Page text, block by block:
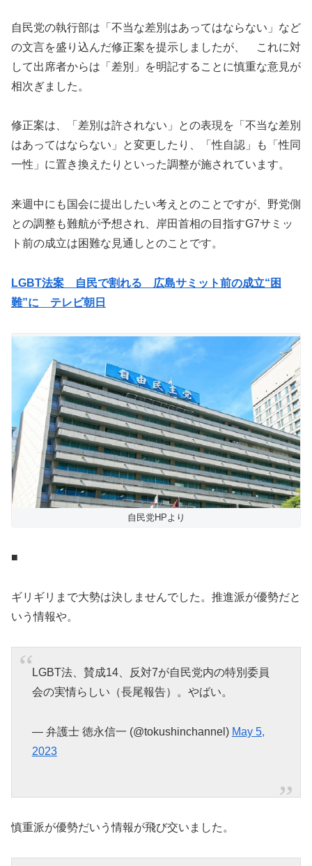
自民党の執行部は「不当な差別はあってはならない」など
の文言を盛り込んだ修正案を提示しましたが、 これに対
して出席者からは「差別」を明記することに慎重な意見が
相次ぎました。
修正案は、「差別は許されない」との表現を「不当な差別
はあってはならない」と変更したり、「性自認」も「性同
一性」に置き換えたりといった調整が施されています。
来週中にも国会に提出したい考えとのことですが、野党側
との調整も難航が予想され、岸田首相の目指すG7サミッ
ト前の成立は困難な見通しとのことです。
LGBT法案 自民で割れる 広島サミット前の成立“困
難”に テレビ朝日
自民党HPより
■
ギリギリまで大勢は決しませんでした。推進派が優勢だと
いう情報や。
LGBT法、賛成14、反対7が自民党内の特別委員
会の実情らしい（長尾報告）。やばい。
— 弁護士 徳永信一 (@tokushinchannel) May 5,
2023
慎重派が優勢だいう情報が飛び交いました。